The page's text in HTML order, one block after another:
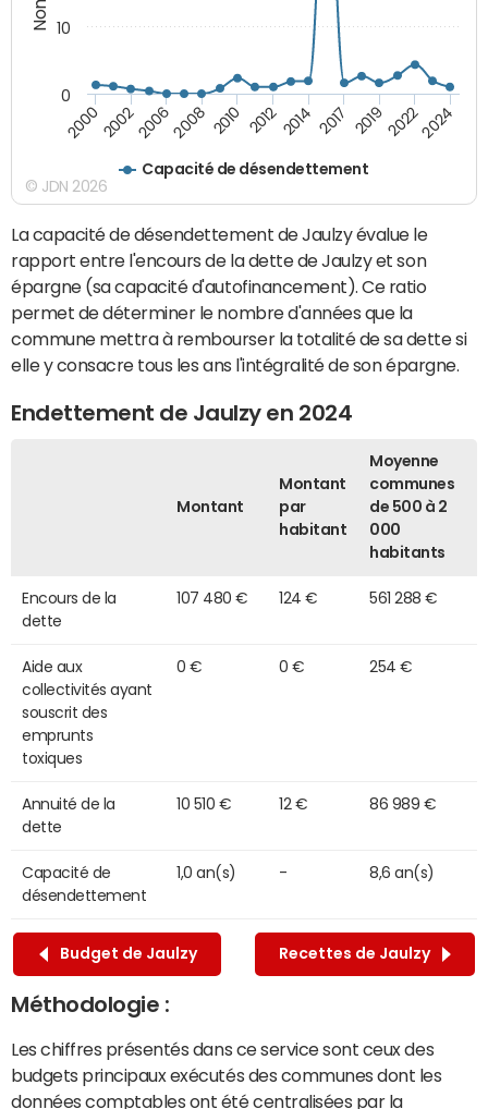
Capacité de désendettement
2000200220062008 2010 2012 2014 2017 201920222024
0
10
© JDN 2026
La capacité de désendettement de Jaulzy évalue le
rapport entre l'encours de la dette de Jaulzy et son
épargne (sa capacité d'autofinancement). Ce ratio
permet de déterminer le nombre d'années que la
commune mettra à rembourser la totalité de sa dette si
elle y consacre tous les ans l'intégralité de son épargne.
Endettement de Jaulzy en 2024
Montant
Montant
par
habitant
Moyenne
communes
de 500 à 2
000
habitants
Encours de la
dette
107 480 € 124 € 561 288 €
Aide aux
collectivités ayant
souscrit des
emprunts
toxiques
0 € 0 € 254 €
Annuité de la
dette
10 510 € 12 € 86 989 €
Capacité de
désendettement
1,0 an(s) - 8,6 an(s)
Budget de Jaulzy Recettes de Jaulzy
Méthodologie :
Les chiffres présentés dans ce service sont ceux des
budgets principaux exécutés des communes dont les
données comptables ont été centralisées par la